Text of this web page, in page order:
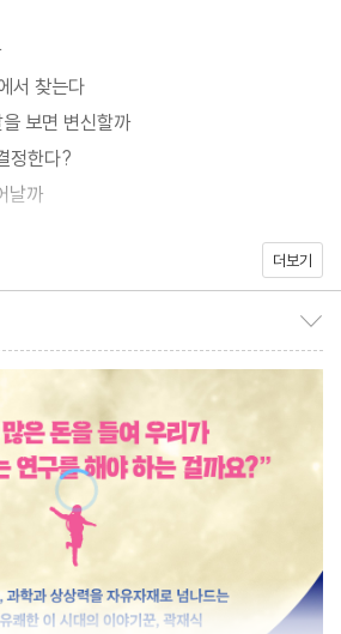
독자들에게 던지는 질문인 동시에, 저자
던 의문이기도 하다. 화학자, 교수이자 SF
의 다방면에 걸친 왕성한 활동력은 이미 정
활동력의 근간에는 항상 새로운 배움을
그리고 ‘달’ 또한 그런 호기심의 대상에서
우주 규모에서 지구에 영향을 미칠 수 있는
이 있는 물체이기 때문이다. 그래서 달은
사람들의 삶과 떼려야 뗄 수 없는 존재였
, 고작해야 50년이 조금 넘은 일이지만,
긴 역사는 그야말로 유구하다고 할 수 있겠
최초의 달 탐사선 다누리가 달로 향한다.
호기심을 해결하기 위해’ 달과 다누리에
러모았으며, 새로운 이야기와 기존의 경험
서 찾는다
보면 변신할까
정한다?
날까
달에 갔다고?
사람들
서 알박기
다
더보기